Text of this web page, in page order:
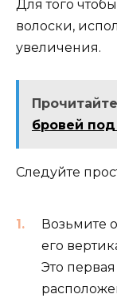
Для того
волоски,
увеличения.
бровей
Следуйте
Возьмите
его
Это первая